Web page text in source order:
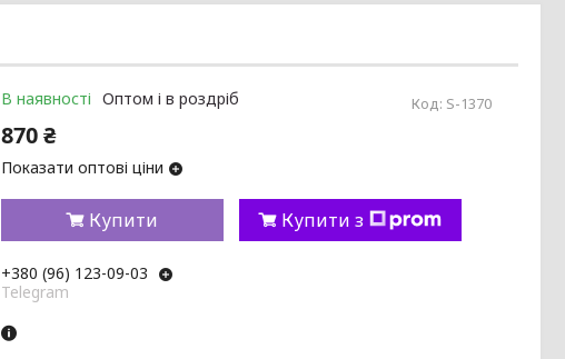
В наявності Оптом і в роздріб Код: S-1370
870 ₴
Показати оптові ціни
Купити Купити з
+380 (96) 123-09-03
Telegram